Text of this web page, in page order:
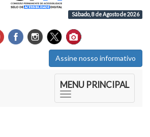
Sábado, 8 de Agosto de 2026
Assine nosso informativo
MENU PRINCIPAL